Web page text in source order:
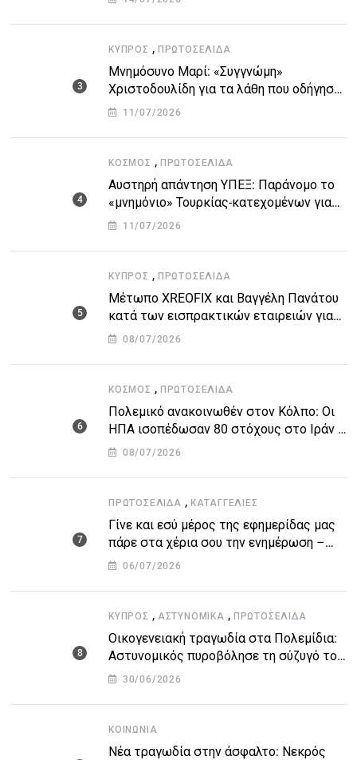
ΚΎΠΡΟΣ , ΠΡΩΤΟΣΈΛΙΔΑ
Μνημόσυνο Μαρί: «Συγγνώμη»
Χριστοδουλίδη για τα λάθη που οδήγησαν
στην τραγωδία
11/07/2026
ΚΌΣΜΟΣ , ΠΡΩΤΟΣΈΛΙΔΑ
Αυστηρή απάντηση ΥΠΕΞ: Παράνομο το
«μνημόνιο» Τουρκίας-κατεχομένων για
τον υποθαλάσσιο αγωγό
11/07/2026
ΚΎΠΡΟΣ , ΠΡΩΤΟΣΈΛΙΔΑ
Μέτωπο XREOFIX και Βαγγέλη Πανάτου
κατά των εισπρακτικών εταιρειών για
την προστασία των δανειοληπτών
08/07/2026
ΚΌΣΜΟΣ , ΠΡΩΤΟΣΈΛΙΔΑ
Πολεμικό ανακοινωθέν στον Κόλπο: Οι
ΗΠΑ ισοπέδωσαν 80 στόχους στο Ιράν –
Μπαράζ επιθέσεων σε αμερικανικές
08/07/2026
ΠΡΩΤΟΣΈΛΙΔΑ , ΚΑΤΑΓΓΕΛΙΕΣ
Γίνε και εσύ μέρος της εφημερίδας μας
πάρε στα χέρια σου την ενημέρωση –
στείλε το δικό σου άρθρο την δική σου
06/07/2026
ΚΎΠΡΟΣ , ΑΣΤΥΝΟΜΙΚΆ , ΠΡΩΤΟΣΈΛΙΔΑ
Οικογενειακή τραγωδία στα Πολεμίδια:
Αστυνομικός πυροβόλησε τη σύζυγό του
και αυτοκτόνησε
30/06/2026
ΚΟΙΝΩΝΊΑ
Νέα τραγωδία στην άσφαλτο: Νεκρός